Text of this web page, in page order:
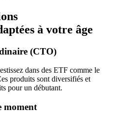
à votre âge
(CTO)
dans des ETF comme le
produits sont diversifiés et
pour un débutant.
moment